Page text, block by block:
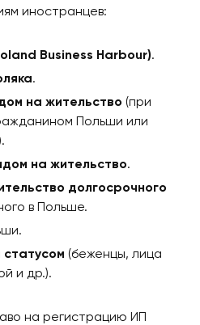
иностранцев:
Business Harbour).
.
на жительство (при
Польши или
на жительство.
долгосрочного
в Польше.
(беженцы, лица
и др.).
на регистрацию ИП